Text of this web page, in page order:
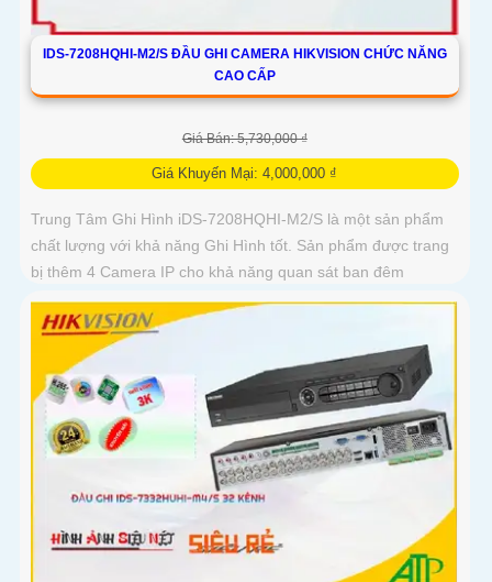
IDS-7208HQHI-M2/S ĐẦU GHI CAMERA HIKVISION CHỨC NĂNG
CAO CẤP
Giá Bán: 5,730,000 ₫
Giá Khuyến Mại: 4,000,000 ₫
Trung Tâm Ghi Hình iDS-7208HQHI-M2/S là một sản phẩm
chất lượng với khả năng Ghi Hình tốt. Sản phẩm được trang
bị thêm 4 Camera IP cho khả năng quan sát ban đêm